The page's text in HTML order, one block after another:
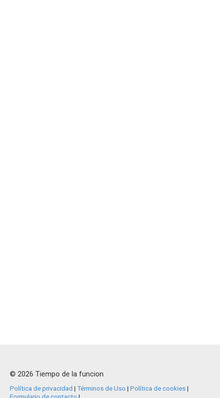
© 2026 Tiempo de la funcion
Política de privacidad | Términos de Uso | Política de cookies|
Formulario de contacto |